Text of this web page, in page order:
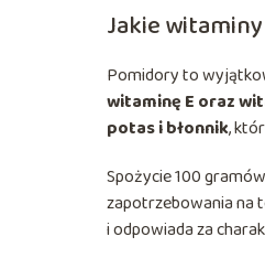
Jakie
Pomidory to
witaminę E oraz
potas i błonnik,
Spożycie 100
zapotrzebowania na
i odpowiada za